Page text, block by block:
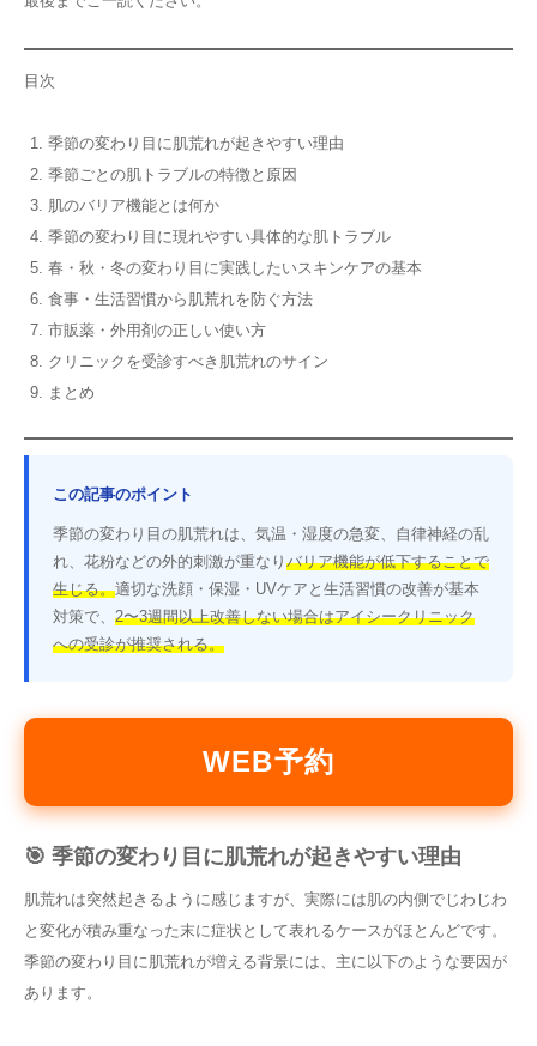
目次
季節の変わり目に肌荒れが起きやすい理由
季節ごとの肌トラブルの特徴と原因
肌のバリア機能とは何か
季節の変わり目に現れやすい具体的な肌トラブル
春・秋・冬の変わり目に実践したいスキンケアの基本
食事・生活習慣から肌荒れを防ぐ方法
市販薬・外用剤の正しい使い方
クリニックを受診すべき肌荒れのサイン
まとめ
この記事のポイント
季節の変わり目の肌荒れは、気温・湿度の急変、自律神経の乱
れ、花粉などの外的刺激が重なり バリア機能が低下することで
生じる。適切な洗顔・保湿・UVケアと生活習慣の改善が基本
対策で、 2〜3週間以上改善しない場合はアイシークリニック
への受診が推奨される。
WEB予約
🎯 季節の変わり目に肌荒れが起きやすい理由
肌荒れは突然起きるように感じますが、実際には肌の内側でじわじわ
と変化が積み重なった末に症状として表れるケースがほとんどです。
季節の変わり目に肌荒れが増える背景には、主に以下のような要因が
あります。